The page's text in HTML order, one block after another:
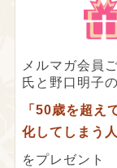
メルマガ会員
氏と野口明子
「50歳を超え
化してしまう
をプレゼント